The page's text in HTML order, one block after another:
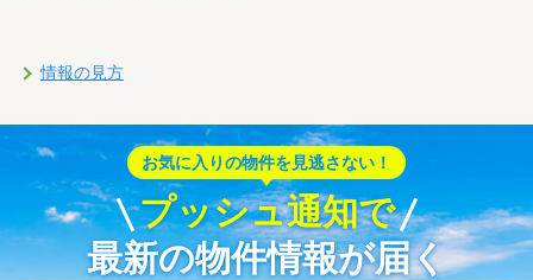
情報の見方
お気に入りの物件を見逃さない！
プッシュ通知で
最新の物件情報が届く